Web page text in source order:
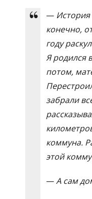
—
конечно,
году
Я родился
потом,
забрали
коммуна.
этой
—А сам